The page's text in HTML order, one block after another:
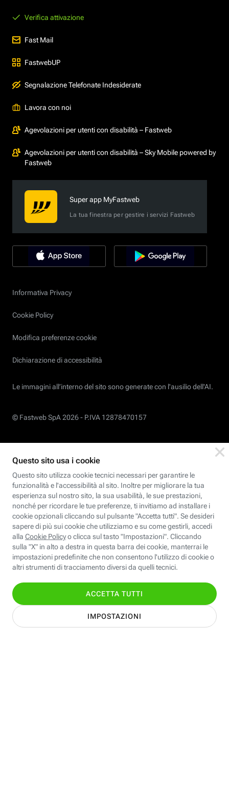
Verifica attivazione
Fast Mail
FastwebUP
Segnalazione Telefonate Indesiderate
Lavora con noi
Agevolazioni per utenti con disabilità – Fastweb
Agevolazioni per utenti con disabilità – Sky Mobile powered by
Fastweb
Super app MyFastweb
La tua finestra per gestire i servizi Fastweb
Informativa Privacy
Cookie Policy
Modifica preferenze cookie
Dichiarazione di accessibilità
Le immagini all’interno del sito sono generate con l'ausilio dell'AI.
© Fastweb SpA 2026 - P.IVA 12878470157